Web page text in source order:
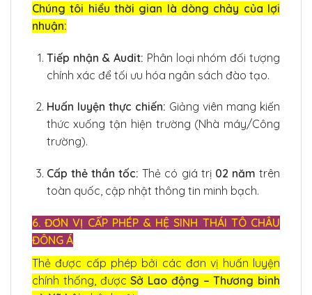
Chúng tôi hiểu thời gian là dòng chảy của lợi
nhuận:
Tiếp nhận & Audit: Phân loại nhóm đối tượng
chính xác để tối ưu hóa ngân sách đào tạo.
Huấn luyện thực chiến: Giảng viên mang kiến
thức xuống tận hiện trường (Nhà máy/Công
trường).
Cấp thẻ thần tốc: Thẻ có giá trị 02 năm trên
toàn quốc, cập nhật thông tin minh bạch.
6. ĐƠN VỊ CẤP PHÉP & HỆ SINH THÁI TÔ CHÂU
ĐÔNG Á
Thẻ được cấp phép bởi các đơn vị huấn luyện
chính thống, đượcSở Lao động – Thương binh